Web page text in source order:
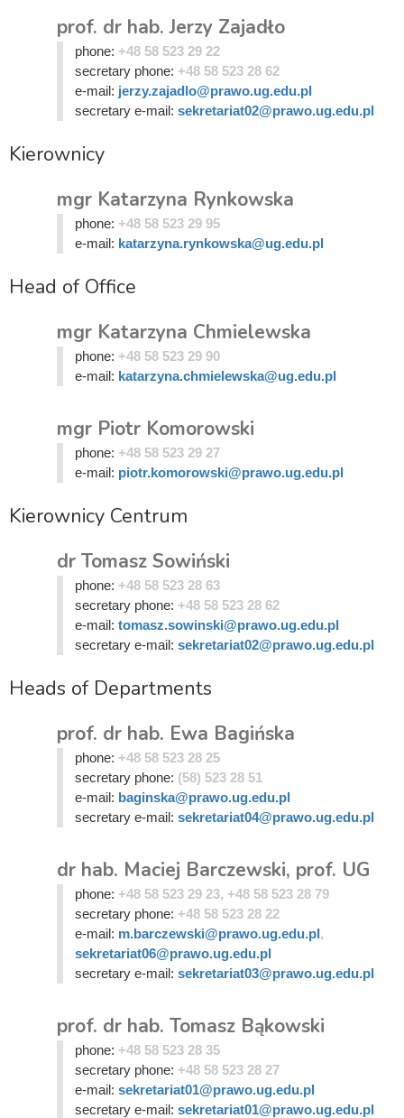
prof. dr hab. Jerzy Zajadło
phone: +48 58 523 29 22
secretary phone: +48 58 523 28 62
e-mail: jerzy.zajadlo@prawo.ug.edu.pl
secretary e-mail: sekretariat02@prawo.ug.edu.pl
Kierownicy
mgr Katarzyna Rynkowska
phone: +48 58 523 29 95
e-mail: katarzyna.rynkowska@ug.edu.pl
Head of Office
mgr Katarzyna Chmielewska
phone: +48 58 523 29 90
e-mail: katarzyna.chmielewska@ug.edu.pl
mgr Piotr Komorowski
phone: +48 58 523 29 27
e-mail: piotr.komorowski@prawo.ug.edu.pl
Kierownicy Centrum
dr Tomasz Sowiński
phone: +48 58 523 28 63
secretary phone: +48 58 523 28 62
e-mail: tomasz.sowinski@prawo.ug.edu.pl
secretary e-mail: sekretariat02@prawo.ug.edu.pl
Heads of Departments
prof. dr hab. Ewa Bagińska
phone: +48 58 523 28 25
secretary phone: (58) 523 28 51
e-mail: baginska@prawo.ug.edu.pl
secretary e-mail: sekretariat04@prawo.ug.edu.pl
dr hab. Maciej Barczewski, prof. UG
phone: +48 58 523 29 23, +48 58 523 28 79
secretary phone: +48 58 523 28 22
e-mail: m.barczewski@prawo.ug.edu.pl,
sekretariat06@prawo.ug.edu.pl
secretary e-mail: sekretariat03@prawo.ug.edu.pl
prof. dr hab. Tomasz Bąkowski
phone: +48 58 523 28 35
secretary phone: +48 58 523 28 27
e-mail: sekretariat01@prawo.ug.edu.pl
secretary e-mail: sekretariat01@prawo.ug.edu.pl